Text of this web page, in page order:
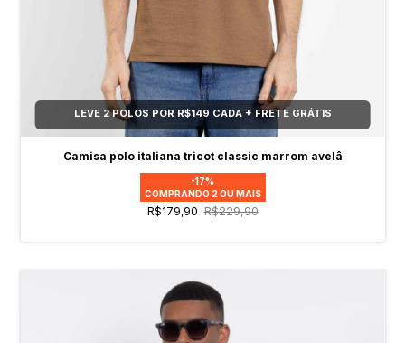
LEVE 2 POLOS POR R$149 CADA + FRETE GRÁTIS
Camisa polo italiana tricot classic marrom avelâ
-17%
COMPRANDO 2 OU MAIS
R$179,90 R$229,90